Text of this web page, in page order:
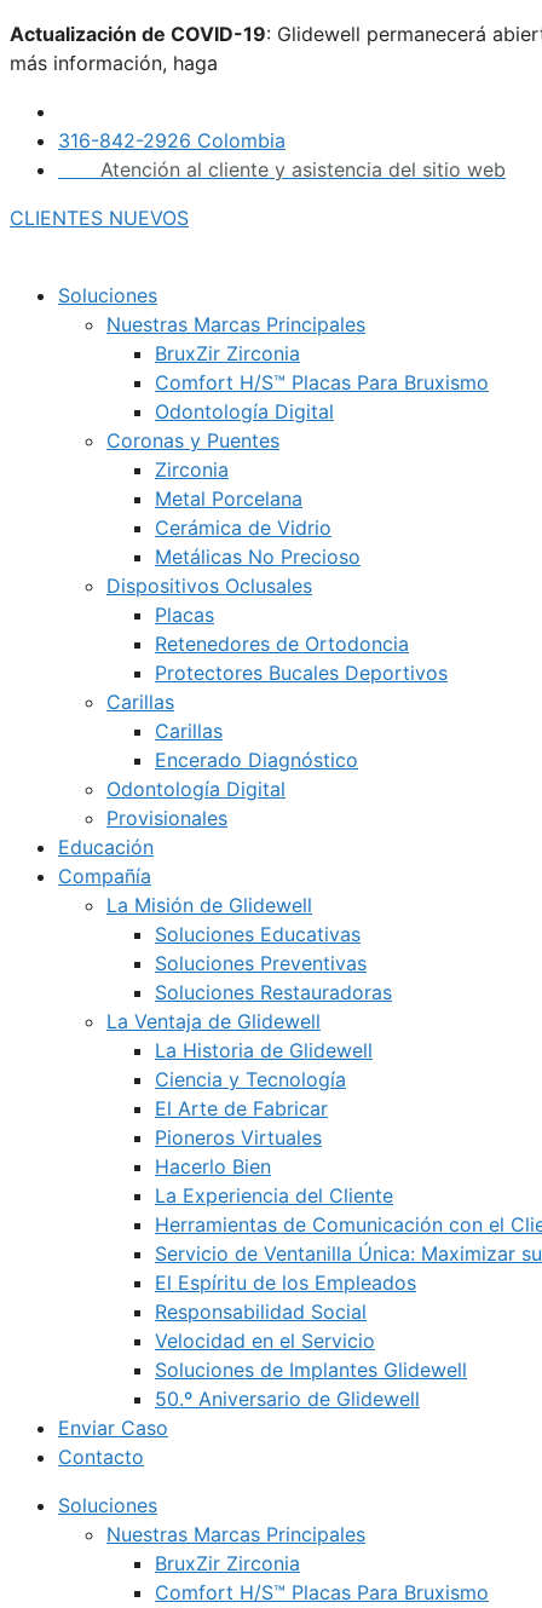
Saltar
al
Actualización de COVID-19: Glidewell permanecerá
más información, haga
316-842-2926 Colombia
Atención al cliente y asistencia del sitio web
CLIENTES NUEVOS
Soluciones
Nuestras Marcas Principales
BruxZir Zirconia
Comfort H/S™ Placas Para Bruxismo
Odontología Digital
Coronas y Puentes
Zirconia
Metal Porcelana
Cerámica de Vidrio
Metálicas No Precioso
Dispositivos Oclusales
Placas
Retenedores de Ortodoncia
Protectores Bucales Deportivos
Carillas
Carillas
Encerado Diagnóstico
Odontología Digital
Provisionales
Educación
Compañía
La Misión de Glidewell
Soluciones Educativas
Soluciones Preventivas
Soluciones Restauradoras
La Ventaja de Glidewell
La Historia de Glidewell
Ciencia y Tecnología
El Arte de Fabricar
Pioneros Virtuales
Hacerlo Bien
La Experiencia del Cliente
Herramientas de Comunicación con el
Servicio de Ventanilla Única: Maximizar
El Espíritu de los Empleados
Responsabilidad Social
Velocidad en el Servicio
Soluciones de Implantes Glidewell
50.º Aniversario de Glidewell
Enviar Caso
Contacto
Soluciones
Nuestras Marcas Principales
BruxZir Zirconia
Comfort H/S™ Placas Para Bruxismo